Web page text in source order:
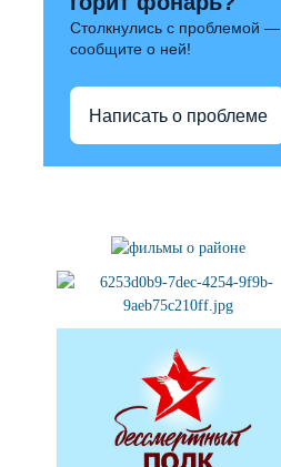
Столкнулись с проблемой —
сообщите о ней!
Написать о проблеме